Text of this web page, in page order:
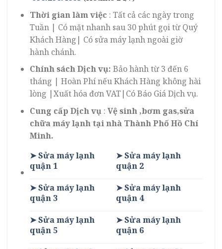
Thời gian làm việc : Tất cả các ngày trong
Tuần | Có mặt nhanh sau 30 phút gọi từ Quý
Khách Hàng| Có sửa máy lạnh ngoài giờ
hành chánh.
Chính sách Dịch vụ: Bảo hành từ 3 đến 6
tháng | Hoàn Phí nếu Khách Hàng không hài
lòng |Xuất hóa đơn VAT|Có Báo Giá Dịch vụ.
Cung cấp Dịch vụ: Vệ sinh ,bơm gas,sửa
chữa máy lạnh tại nhà Thành Phố Hồ Chí
Minh.
➤ Sửa máy lạnh
quận 1
➤ Sửa máy lạnh
quận 2
➤ Sửa máy lạnh
quận 3
➤ Sửa máy lạnh
quận 4
➤ Sửa máy lạnh
quận 5
➤ Sửa máy lạnh
quận 6